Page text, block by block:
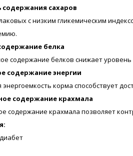
сахаров
с низким гликемическим
белка
содержание белков снижает
содержание энергии
корма способствует
содержание крахмала
содержание крахмала позволяет